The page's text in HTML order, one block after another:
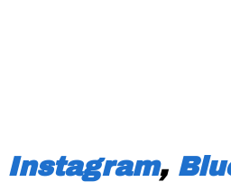
Instagram,